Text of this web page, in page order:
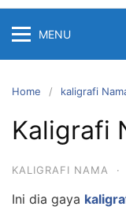
MENU
Home kaligrafi
Kaligrafi
KALIGRAFI NAMA ·
Ini dia gaya